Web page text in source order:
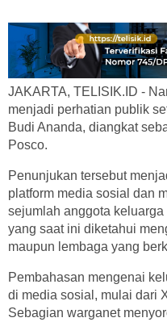
JAKARTA, TELISIK.ID -
menjadi perhatian publik
Budi Ananda, diangkat
Posco.
Penunjukan tersebut
platform media sosial dan
sejumlah anggota
yang saat ini diketahui
maupun lembaga yang
Pembahasan mengenai
di media sosial, mulai dari
Sebagian warganet